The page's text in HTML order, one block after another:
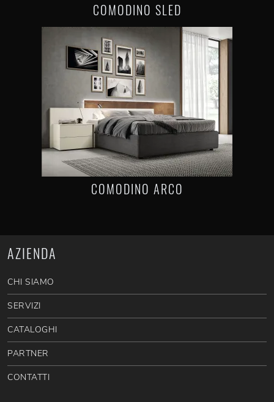
COMODINO SLED
COMODINO ARCO
AZIENDA
CHI SIAMO
SERVIZI
CATALOGHI
PARTNER
CONTATTI